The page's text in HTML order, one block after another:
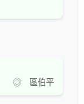
◎ 區伯平